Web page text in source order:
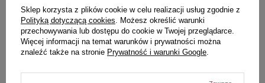
Metalowa w kolorze czarnym matowym
TARCZA
Kremowa, wskazówki i indeksy godz. 3, 6. 9, 12
Sklep korzysta z plików cookie w celu realizacji usług zgodnie z
Polityką dotyczącą cookies . Możesz określić warunki
przechowywania lub dostępu do cookie w Twojej przeglądarce.
Więcej informacji na temat warunków i prywatności można
znaleźć także na stronie Prywatność i warunki Google